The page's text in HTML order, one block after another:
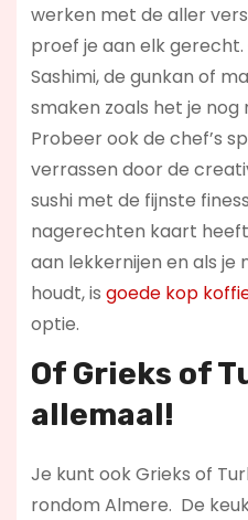
werken met de aller
proef je aan elk
Sashimi, de gunkan of
smaken zoals het je
Probeer ook de chef’s
verrassen door de
sushi met de fijnste
nagerechten kaart
aan lekkernijen en als
houdt, is goede kop
optie.
Of Grieks of
allemaal!
Je kunt ook Grieks of
rondom Almere. De